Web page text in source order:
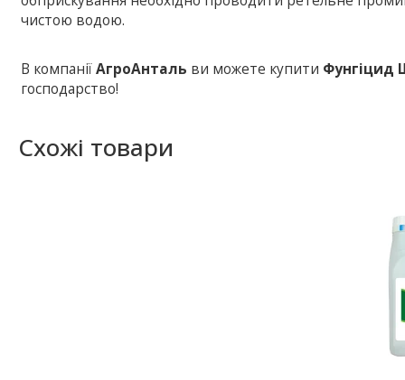
чистою водою.
В компаніїАгроАнталь ви можете купити Фунгіцид
господарство!
Схожі товари